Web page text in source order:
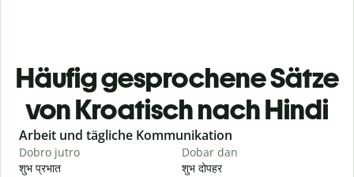
Häufig gesprochene Sätze
von Kroatisch nach Hindi
Slide 1 of 6
Arbeit und tägliche Kommunikation
Dobro jutro
शुभ प्रभात
Dobar dan
शुभ दोपहर